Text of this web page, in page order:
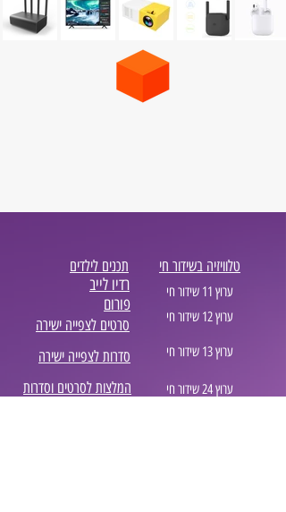
תכנים לילדים
רדיו לייב
פורום
סרטים לצפייה ישירה
סדרות לצפייה ישירה
המלצות לסרטים וסדרות
טלוויזיה בשידור חי
ערוץ 11 שידור חי
ערוץ 12 שידור חי
ערוץ 13 שידור חי
ערוץ 24 שידור חי